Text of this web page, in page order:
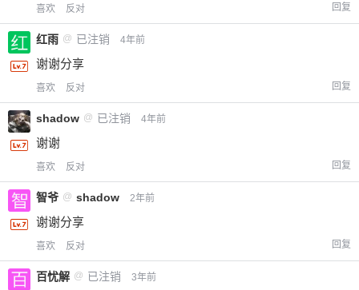
喜欢 反对 回复
红雨 @ 已注销 4年前
谢谢分享
喜欢 反对 回复
shadow @ 已注销 4年前
谢谢
喜欢 反对 回复
智爷 @ shadow 2年前
谢谢分享
喜欢 反对 回复
百忧解 @ 已注销 3年前